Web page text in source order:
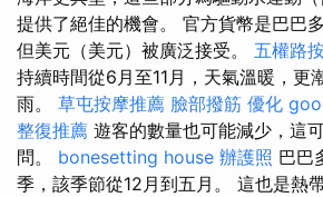
提供了絕佳的機會。 官方貨幣是巴巴
但美元（美元）被廣泛接受。 五權路
持續時間從6月至11月，天氣溫暖，更
雨。 草屯按摩推薦 臉部撥筋 優化
整復推薦 遊客的數量也可能減少，這
問。 bonesetting house 辦護照 巴巴
季，該季節從12月到五月。 這也是熱